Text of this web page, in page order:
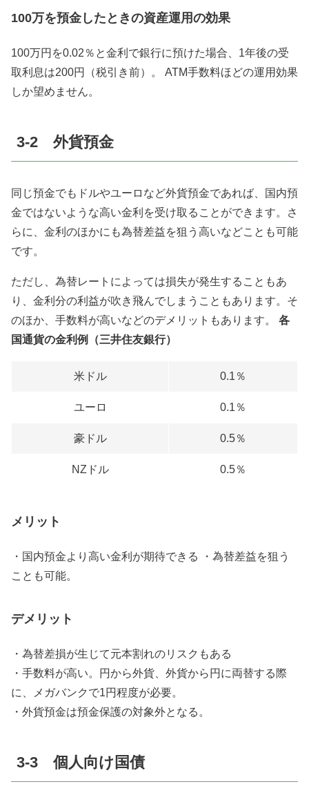
100万を預金したときの資産運用の効果
100万円を0.02％と金利で銀行に預けた場合、1年後の受
取利息は200円（税引き前）。 ATM手数料ほどの運用効果
しか望めません。
3-2 外貨預金
同じ預金でもドルやユーロなど外貨預金であれば、国内預
金ではないような高い金利を受け取ることができます。さ
らに、金利のほかにも為替差益を狙う高いなどことも可能
です。
ただし、為替レートによっては損失が発生することもあ
り、金利分の利益が吹き飛んでしまうこともあります。そ
のほか、手数料が高いなどのデメリットもあります。 各
国通貨の金利例（三井住友銀行）
米ドル 0.1％
ユーロ 0.1％
豪ドル 0.5％
NZドル 0.5％
メリット
・国内預金より高い金利が期待できる ・為替差益を狙う
ことも可能。
デメリット
・為替差損が生じて元本割れのリスクもある
・手数料が高い。円から外貨、外貨から円に両替する際
に、メガバンクで1円程度が必要。
・外貨預金は預金保護の対象外となる。
3-3 個人向け国債